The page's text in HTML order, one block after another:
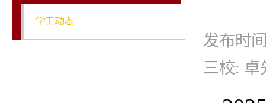
学工动态
发布时
三校: 卓